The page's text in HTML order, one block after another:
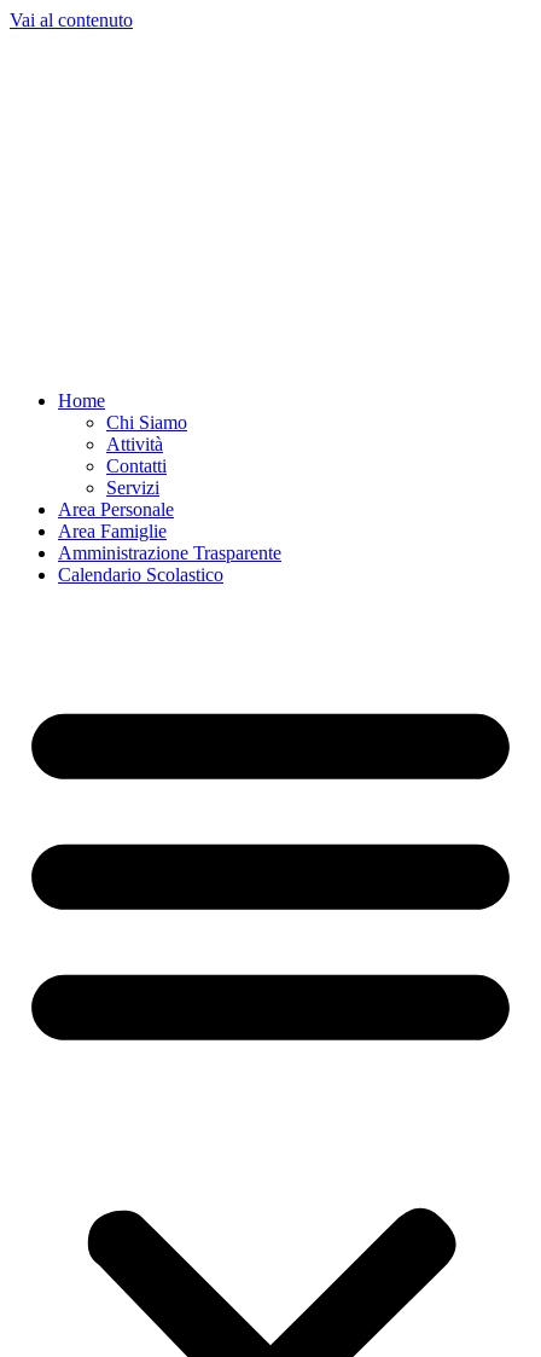
Vai al contenuto
Home
Chi Siamo
Attività
Contatti
Servizi
Area Personale
Area Famiglie
Amministrazione Trasparente
Calendario Scolastico